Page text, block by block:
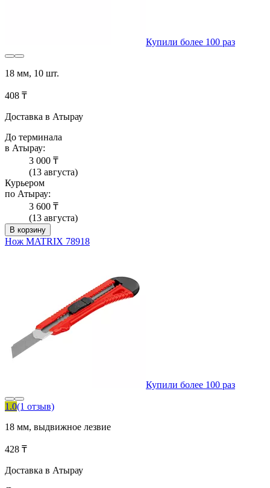
Купили более 100 раз
18 мм, 10 шт.
408 ₸
Доставка в Атырау
До терминала
в Атырау:
3 000 ₸
(13 августа)
Курьером
по Атырау:
3 600 ₸
(13 августа)
В корзину
Нож MATRIX 78918
Купили более 100 раз
1.0(1 отзыв)
18 мм, выдвижное лезвие
428 ₸
Доставка в Атырау